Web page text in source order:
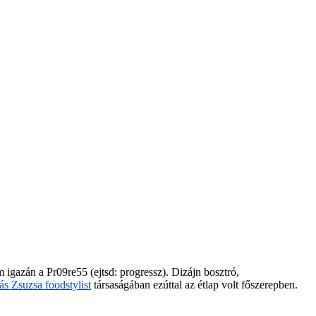
a Pr09re55 (ejtsd: progressz). Dizájn bosztró,
Zsuzsa foodstylist társaságában ezúttal az étlap volt főszerepben.